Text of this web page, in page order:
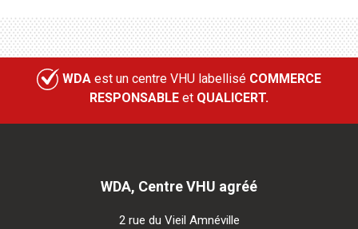
WDA est un centre VHU labellisé COMMERCE
RESPONSABLE et QUALICERT.
WDA, Centre VHU agréé
2 rue du Vieil Amnéville